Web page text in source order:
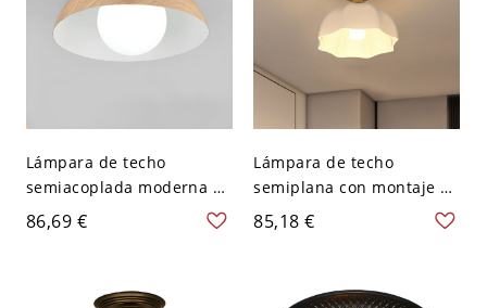
Lámpara de techo
semiacoplada moderna y
natural con pantalla para
uso residencial - 110 A
86,69 €
Lámpara de techo
semiplana con montaje en
oro y pantalla de vidrio
esmerilado - 110 A 120 V
85,18 €